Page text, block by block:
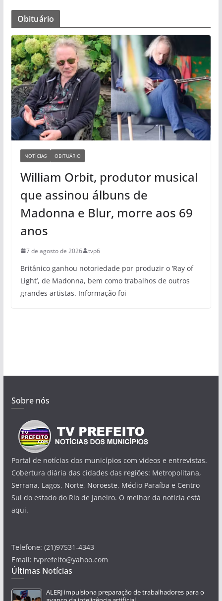
Obituário
NOTÍCIAS OBITUÁRIO
William Orbit, produtor musical
que assinou álbuns de
Madonna e Blur, morre aos 69
anos
7 de agosto de 2026 tvp6
Britânico ganhou notoriedade por produzir o ‘Ray of
Light’, de Madonna, bem como trabalhos de outros
grandes artistas. Informação foi
Sobre nós
Portal de notícias dos municípios com videos e entrevistas.
Cobertura diária das cidades das regiões: Metropolitana,
Serrana, Lagos, Norte, Noroeste, Médio Paraíba e Centro
Sul do estado do Rio de Janeiro. O melhor da notícia está
aqui.
Telefone: (21)97531-4343
Email: tvprefeito@yahoo.com
Últimas Notícias
ALERJ impulsiona preparação de trabalhadores para o